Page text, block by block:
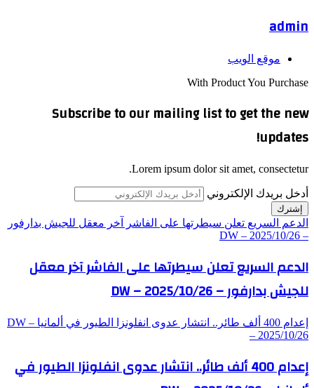
admin
موقع الويب
With Product You Purchase
Subscribe to our mailing list to get the new
updates!
Lorem ipsum dolor sit amet, consectetur.
أدخل بريدك الإلكتروني
الدعم السريع تعلن سيطرتها على الفاشر آخر معقل للجيش بدارفور
– DW – 2025/10/26
الدعم السريع تعلن سيطرتها على الفاشر آخر معقل
للجيش بدارفور – DW – 2025/10/26
إعدام 400 ألف طائر.. انتشار عدوى انفلونزا الطيور في ألمانيا – DW
– 2025/10/26
إعدام 400 ألف طائر.. انتشار عدوى انفلونزا الطيور في